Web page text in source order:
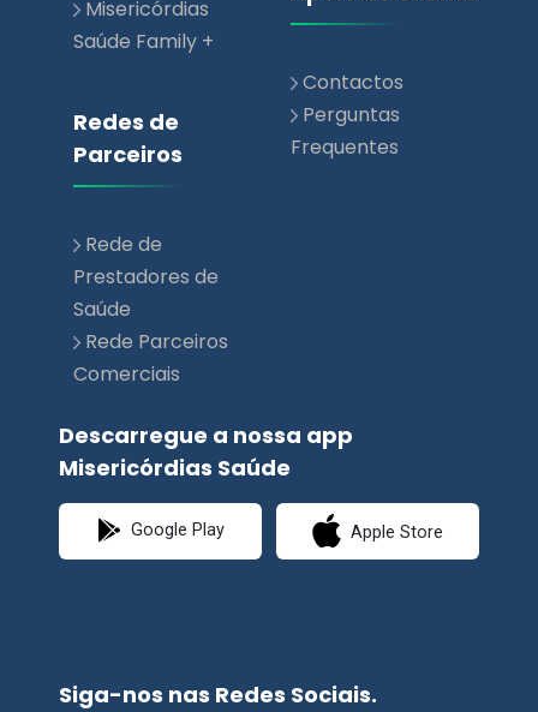
Redes de
Parceiros
Rede de
Prestadores de
Rede Parceiros
Comerciais
Perguntas
Descarregue a nossa app
Misericórdias Saúde
Google Play Apple Store